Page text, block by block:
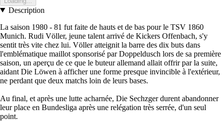
Description
La saison 1980 - 81 fut faite de hauts et de bas pour le TSV 1860
Munich. Rudi Völler, jeune talent arrivé de Kickers Offenbach, s'y
sentit très vite chez lui. Völler atteignit la barre des dix buts dans
l'emblématique maillot sponsorisé par Doppeldusch lors de sa première
saison, un aperçu de ce que le buteur allemand allait offrir par la suite,
aidant Die Löwen à afficher une forme presque invincible à l'extérieur,
ne perdant que deux matchs loin de leurs bases.
Au final, et après une lutte acharnée, Die Sechzger durent abandonner
leur place en Bundesliga après une relégation très serrée, d'un seul
point.